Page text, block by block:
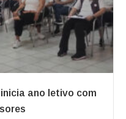
ano letivo com